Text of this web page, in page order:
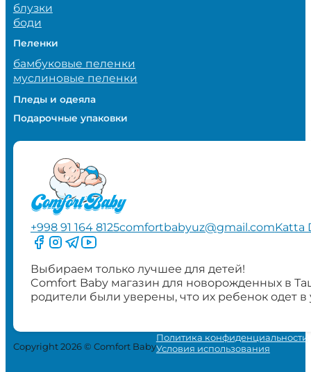
блузки
боди
Пеленки
бамбуковые пеленки
муслиновые пеленки
Пледы и одеяла
Подарочные упаковки
+998 91 164 8125comfortbabyuz@gmail.comKatta
Следите за нами на Facebook
Следите за нами в Instagram
Следите за нами в Telegram
Следите за нами в YouTube
Выбираем только лучшее для детей!
Comfort Baby магазин для новорожденных в
родители были уверены, что их ребенок одет
Copyright 2026 © Comfort Baby
Политика конфиденциальности
Условия использования